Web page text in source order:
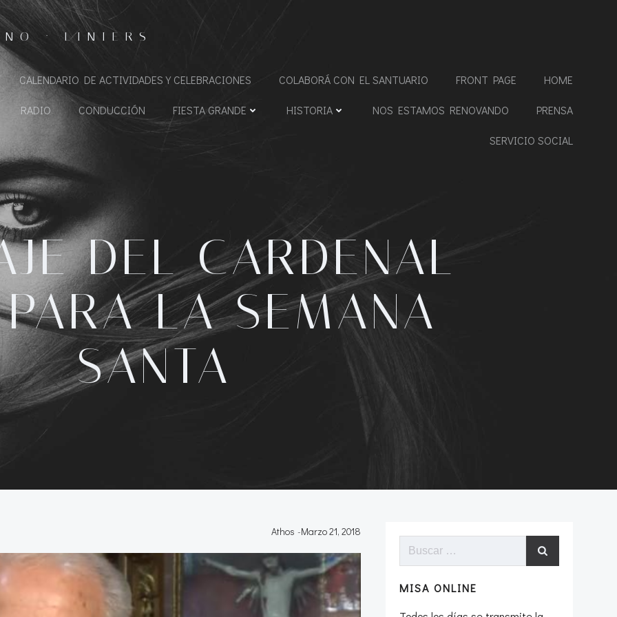
· LINIERS
CALENDARIO DE ACTIVIDADES Y CELEBRACIONES COLABORÁ CON EL SANTUARIO FRONT PAGE HOME
RADIO CONDUCCIÓN FIESTA GRANDE HISTORIA NOS ESTAMOS RENOVANDO PRENSA
SERVICIO SOCIAL
DEL CARDENAL
LA SEMANA
SANTA
Athos -Marzo 21, 2018
Buscar:
MISA ONLINE